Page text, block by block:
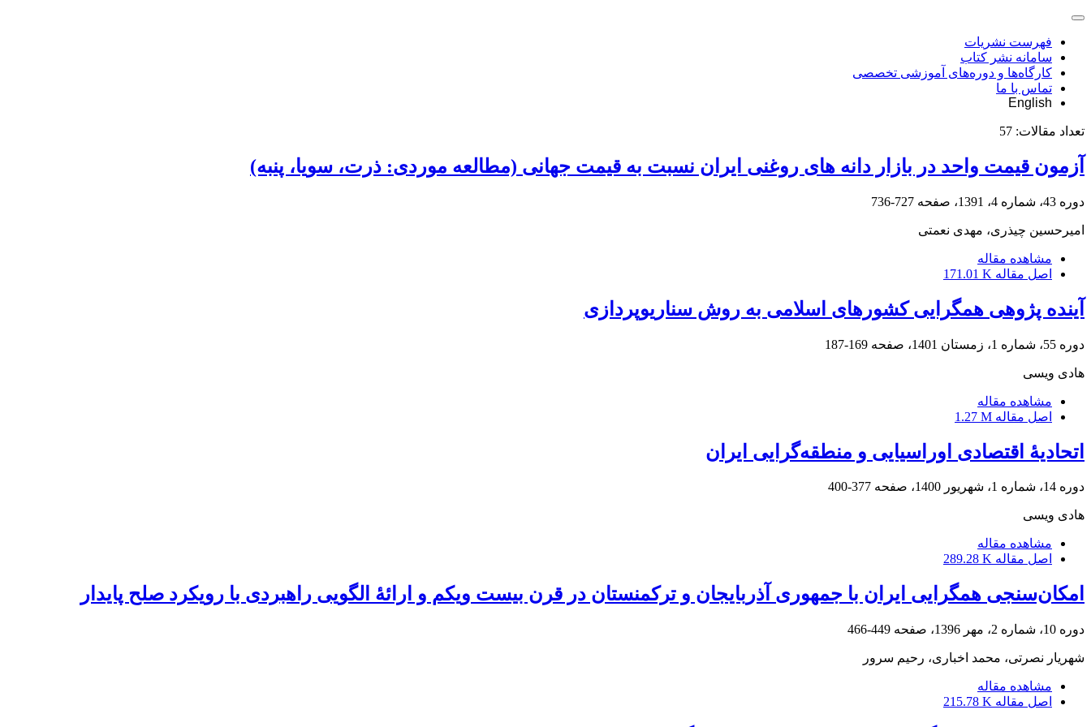
فهرست نشریات
سامانه نشر کتاب
کارگاه‌ها و دوره‌های آموزشی تخصصی
تماس با ما
English
تعداد مقالات: 57
آزمون قیمت واحد در بازار دانه ‌های روغنی ایران نسبت به قیمت جهانی (مطالعه موردی: ذرت، سویا، پنبه)
دوره 43، شماره 4، 1391، صفحه 727-736
امیرحسین چیذری، مهدی نعمتی
مشاهده مقاله
اصل مقاله 171.01 K
آینده پژوهی همگرایی کشورهای اسلامی به روش سناریوپردازی
دوره 55، شماره 1، زمستان 1401، صفحه 169-187
هادی ویسی
مشاهده مقاله
اصل مقاله 1.27 M
اتحادیۀ اقتصادی اوراسیایی و منطقه‌گرایی ایران
دوره 14، شماره 1، شهریور 1400، صفحه 377-400
هادی ویسی
مشاهده مقاله
اصل مقاله 289.28 K
امکان‌سنجی همگرایی ایران با جمهوری آذربایجان و ترکمنستان در قرن بیست ویکم و ارائۀ الگویی راهبردی با رویکرد صلح پایدار
دوره 10، شماره 2، مهر 1396، صفحه 449-466
شهریار نصرتی، محمد اخباری، رحیم سرور
مشاهده مقاله
اصل مقاله 215.78 K